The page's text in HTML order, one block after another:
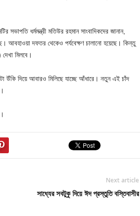
ধর্মমন্ত্রী মতিউর রহমান সাংবাদিকদের জানান,
আবহাওয়া দফতর থেকেও পর্যবেক্ষণ চালানো হয়েছে। কিন্তু
মিলবে।
উঁকি দিয়ে আবারও মিলিছে যাচ্ছে আঁধারে। নতুন এই চাঁদ
Next article
সাধ্যের সবটুকু দিয়ে ঈদ প্রস্তুতি বস্তিবাসীর